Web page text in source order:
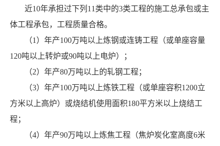
近10年承担过下列11类中的3类工程的施工总承包或主
体工程承包，工程质量合格。
（1）年产100万吨以上炼钢或连铸工程（或单座容量
120吨以上转炉或90吨以上电炉）；
（2）年产80万吨以上的轧钢工程；
（3）年产100万吨以上炼铁工程（或单座容积1200立
方米以上高炉）或烧结机使用面积180平方米以上烧结工
程；
（4）年产90万吨以上炼焦工程（焦炉炭化室高度6米